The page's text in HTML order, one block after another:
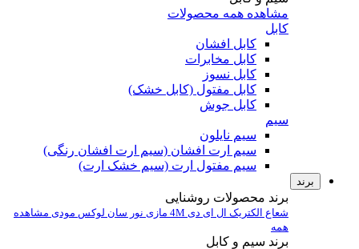
مشاهده همه محصولات
کابل
کابل افشان
کابل مخابرات
کابل نسوز
کابل مفتول (کابل خشک)
کابل جوش
سیم
سیم نایلون
سیم ارت افشان (سیم ارت افشان رنگی)
سیم مفتول ارت (سیم خشک ارت)
برند
برند محصولات روشنایی
شعاع الکتریک ال ای دی 4M مازی نور سان لوکس مودی مشاهده
همه
برند سیم و کابل